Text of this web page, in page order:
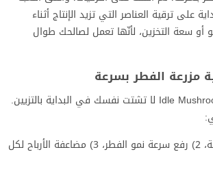
على ترقية العناصر التي تزيد الإنتاج أثناء
أو سعة التخزين، لأنّها تعمل لصالحك طوال
مزرعة الفطر بسرعة
في لعبة Idle Mushroom Garden لا تشتت نفسك في البداية بالتزيين.
توسيع أماكن الزراعة، 2) رفع سرعة نمو الفطر، 3) مضاعفة الأرباح لكل